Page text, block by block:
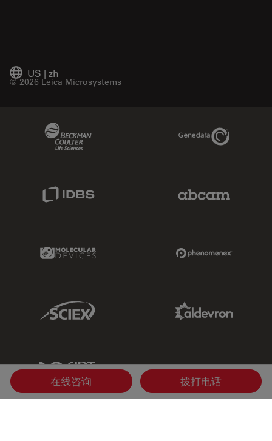
US | zh
© 2026 Leica Microsystems
Genedata Link
IDBS Link
Molecular Devices Link
Sciex Link
IDT Link
在线咨询 拨打电话